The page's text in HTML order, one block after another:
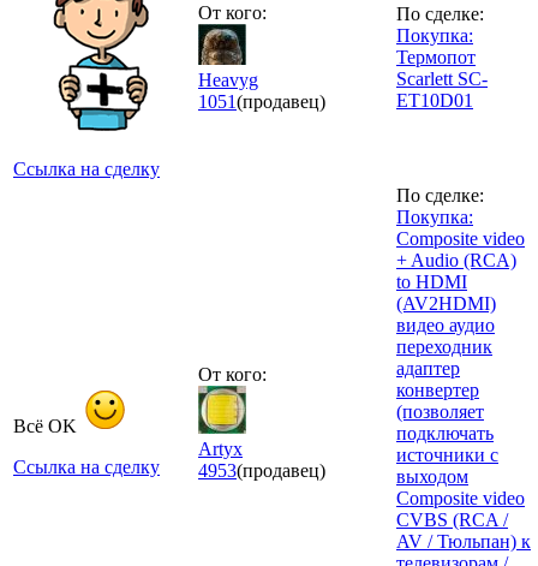
Ссылка на сделку
От кого:
Heavyg
1051(продавец)
По сделке:
Покупка:
Термопот
Scarlett SC-
ET10D01
Всё OK
Ссылка на сделку
От кого:
Artyx
4953(продавец)
По сделке:
Покупка:
Composite video
+ Audio (RCA)
to HDMI
(AV2HDMI)
видео аудио
переходник
адаптер
конвертер
(позволяет
подключать
источники с
выходом
Composite video
CVBS (RCA /
AV / Тюльпан) к